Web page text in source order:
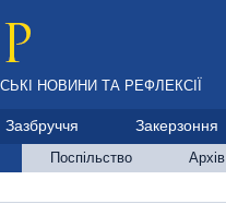
НОВИНИ ТА РЕФЛЕКСІЇ
Зазбруччя Закерзоння
Поспільство Архів